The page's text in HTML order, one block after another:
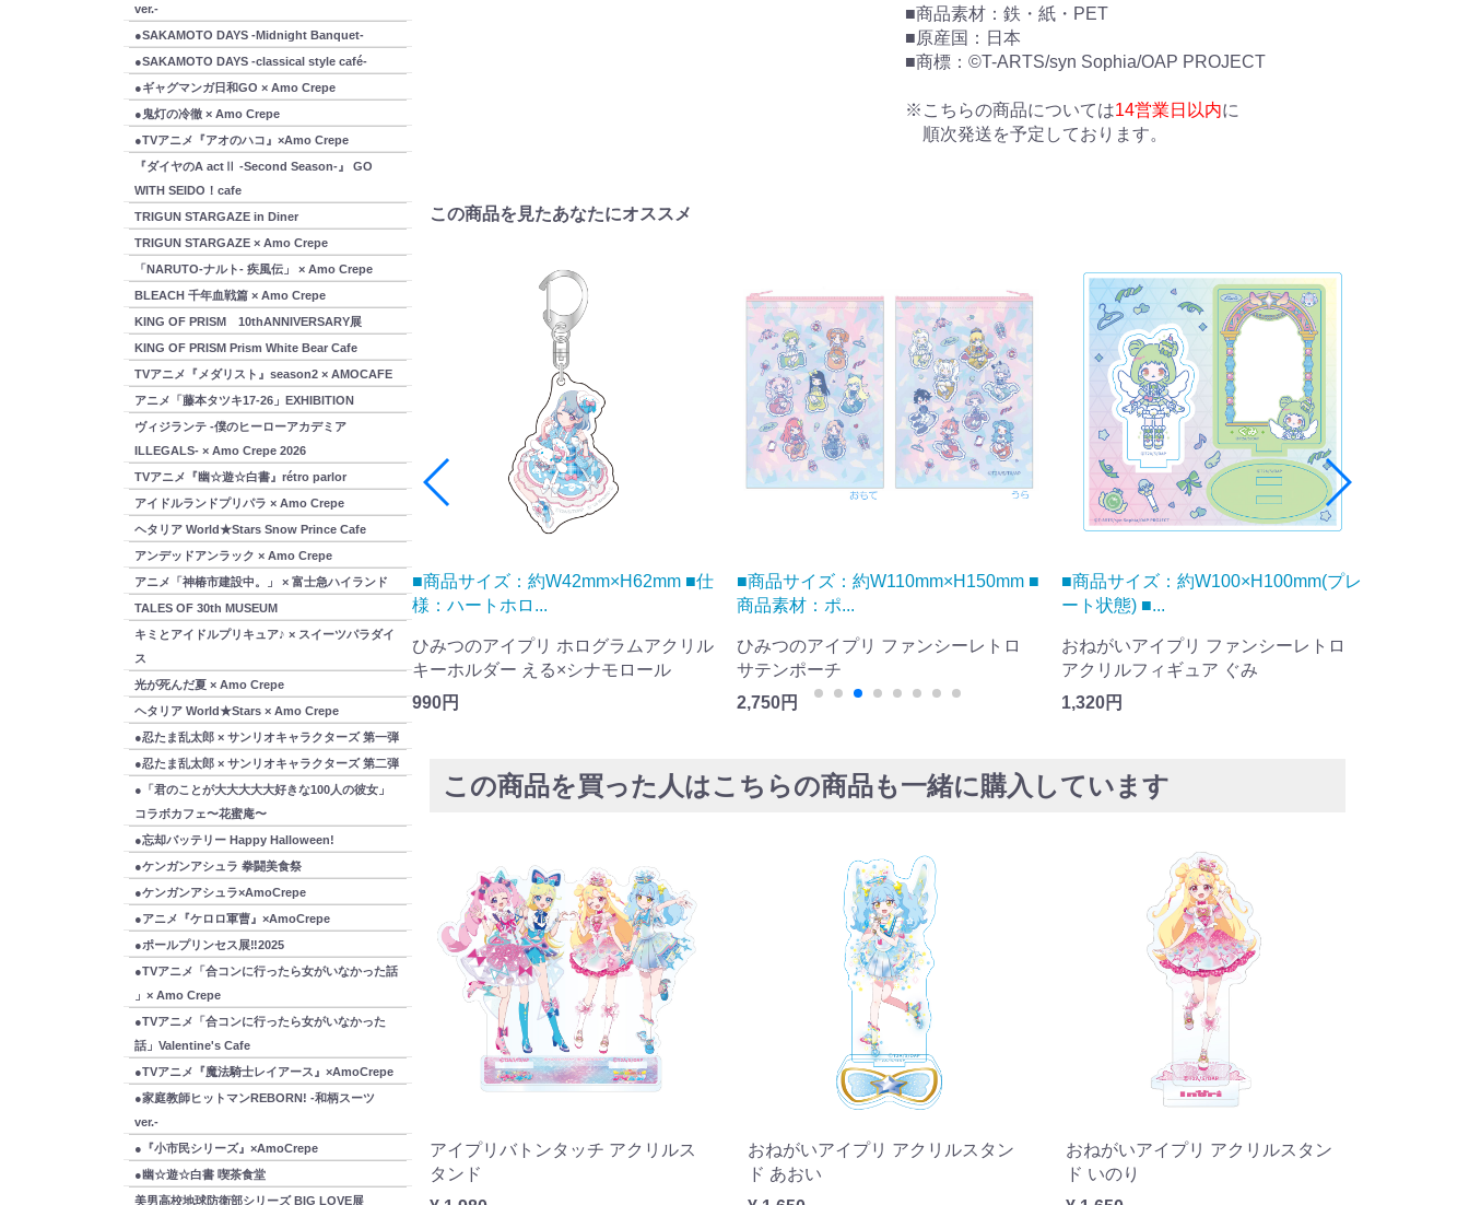
ver.-
●SAKAMOTO DAYS -Midnight Banquet-
●SAKAMOTO DAYS -classical style café-
●ギャグマンガ日和GO × Amo Crepe
●鬼灯の冷徹 × Amo Crepe
●TVアニメ『アオのハコ』×Amo Crepe
『ダイヤのA actⅡ -Second Season-』 GO
WITH SEIDO！cafe
TRIGUN STARGAZE in Diner
TRIGUN STARGAZE × Amo Crepe
「NARUTO-ナルト- 疾風伝」 × Amo Crepe
BLEACH 千年血戦篇 × Amo Crepe
KING OF PRISM 10thANNIVERSARY展
KING OF PRISM Prism White Bear Cafe
TVアニメ『メダリスト』season2 × AMOCAFE
アニメ「藤本タツキ17-26」EXHIBITION
ヴィジランテ -僕のヒーローアカデミア
ILLEGALS- × Amo Crepe 2026
TVアニメ『幽☆遊☆白書』rétro parlor
アイドルランドプリパラ × Amo Crepe
ヘタリア World★Stars Snow Prince Cafe
アンデッドアンラック × Amo Crepe
アニメ「神椿市建設中。」 × 富士急ハイランド
TALES OF 30th MUSEUM
キミとアイドルプリキュア♪ × スイーツパラダイ
ス
光が死んだ夏 × Amo Crepe
ヘタリア World★Stars × Amo Crepe
●忍たま乱太郎 × サンリオキャラクターズ 第一弾
●忍たま乱太郎 × サンリオキャラクターズ 第二弾
●「君のことが大大大大大好きな100人の彼女」
コラボカフェ〜花蜜庵〜
●忘却バッテリー Happy Halloween!
●ケンガンアシュラ 拳闘美食祭
●ケンガンアシュラ×AmoCrepe
●アニメ『ケロロ軍曹』×AmoCrepe
●ポールプリンセス展‼2025
●TVアニメ「合コンに行ったら女がいなかった話
」× Amo Crepe
●TVアニメ「合コンに行ったら女がいなかった
話」Valentine's Cafe
●TVアニメ『魔法騎士レイアース』×AmoCrepe
●家庭教師ヒットマンREBORN! -和柄スーツ
ver.-
●『小市民シリーズ』×AmoCrepe
●幽☆遊☆白書 喫茶食堂
美男高校地球防衛部シリーズ BIG LOVE展
■商品素材：鉄・紙・PET
■原産国：日本
■商標：©T-ARTS/syn Sophia/OAP PROJECT
※こちらの商品については14営業日以内に
順次発送を予定しております。
この商品を見たあなたにオススメ
■商品サイズ：約W42mm×H62mm ■仕
様：ハートホロ...
ひみつのアイプリ ホログラムアクリル
キーホルダー える×シナモロール
990円
■商品サイズ：約W110mm×H150mm ■
商品素材：ポ...
ひみつのアイプリ ファンシーレトロ
サテンポーチ
2,750円
■商品サイズ：約W100×H100mm(プレ
ート状態) ■...
おねがいアイプリ ファンシーレトロ
アクリルフィギュア ぐみ
1,320円
■商品サイズ： 本体:W86×H84mm 台
座:W86×...
ひみつのアイプリ おすわりアクリルフ
ィギュア チィ×ハンギョドン
1,870円
この商品を買った人はこちらの商品も一緒に購入しています
おねがいアイプリ BIG缶バッジ あお
アイプリバトンタッチ アクリルス
タンド
おねがいアイプリ アクリルスタン
ド あおい
おねがいアイプリ アクリルスタン
ド いのり